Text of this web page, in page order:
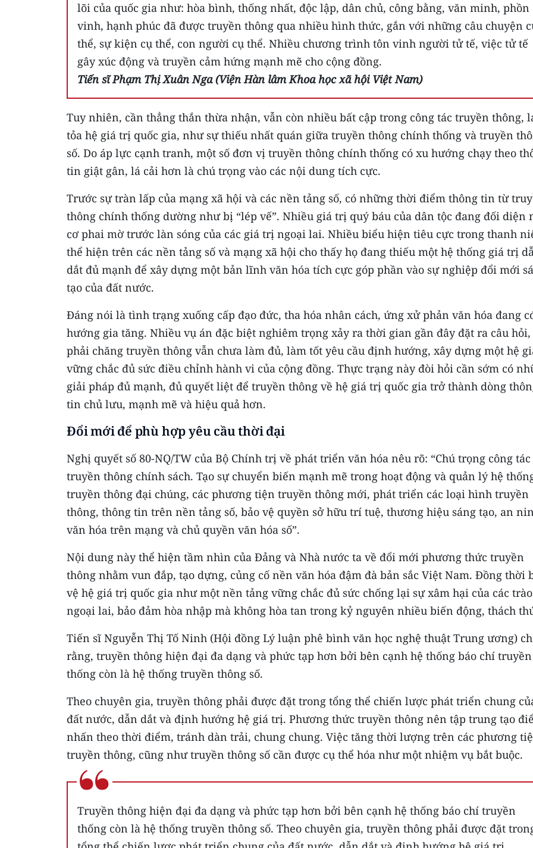
lõi của quốc gia như: hòa bình, thống nhất, độc lập, dân chủ, công bằng, văn minh, phồn
vinh, hạnh phúc đã được truyền thông qua nhiều hình thức, gắn với những câu chuyện
thể, sự kiện cụ thể, con người cụ thể. Nhiều chương trình tôn vinh người tử tế, việc tử tế
gây xúc động và truyền cảm hứng mạnh mẽ cho cộng đồng.
Tiến sĩ Phạm Thị Xuân Nga (Viện Hàn lâm Khoa học xã hội Việt Nam)
Tuy nhiên, cần thẳng thắn thừa nhận, vẫn còn nhiều bất cập trong công tác truyền thông,
tỏa hệ giá trị quốc gia, như sự thiếu nhất quán giữa truyền thông chính thống và truyền
số. Do áp lực cạnh tranh, một số đơn vị truyền thông chính thống có xu hướng chạy theo
tin giật gân, lá cải hơn là chú trọng vào các nội dung tích cực.
Trước sự tràn lấp của mạng xã hội và các nền tảng số, có những thời điểm thông tin từ
thông chính thống dường như bị “lép vế”. Nhiều giá trị quý báu của dân tộc đang đối diện
cơ phai mờ trước làn sóng của các giá trị ngoại lai. Nhiều biểu hiện tiêu cực trong thanh
thể hiện trên các nền tảng số và mạng xã hội cho thấy họ đang thiếu một hệ thống giá trị
dắt đủ mạnh để xây dựng một bản lĩnh văn hóa tích cực góp phần vào sự nghiệp đổi mới
tạo của đất nước.
Đáng nói là tình trạng xuống cấp đạo đức, tha hóa nhân cách, ứng xử phản văn hóa đang
hướng gia tăng. Nhiều vụ án đặc biệt nghiêm trọng xảy ra thời gian gần đây đặt ra câu hỏi,
phải chăng truyền thông vẫn chưa làm đủ, làm tốt yêu cầu định hướng, xây dựng một hệ
vững chắc đủ sức điều chỉnh hành vi của cộng đồng. Thực trạng này đòi hỏi cần sớm có
giải pháp đủ mạnh, đủ quyết liệt để truyền thông về hệ giá trị quốc gia trở thành dòng
tin chủ lưu, mạnh mẽ và hiệu quả hơn.
Đổi mới để phù hợp yêu cầu thời đại
Nghị quyết số 80-NQ/TW của Bộ Chính trị về phát triển văn hóa nêu rõ: “Chú trọng công tác
truyền thông chính sách. Tạo sự chuyển biến mạnh mẽ trong hoạt động và quản lý hệ
truyền thông đại chúng, các phương tiện truyền thông mới, phát triển các loại hình truyền
thông, thông tin trên nền tảng số, bảo vệ quyền sở hữu trí tuệ, thương hiệu sáng tạo, an
văn hóa trên mạng và chủ quyền văn hóa số”.
Nội dung này thể hiện tầm nhìn của Đảng và Nhà nước ta về đổi mới phương thức truyền
thông nhằm vun đắp, tạo dựng, củng cố nền văn hóa đậm đà bản sắc Việt Nam. Đồng thời
vệ hệ giá trị quốc gia như một nền tảng vững chắc đủ sức chống lại sự xâm hại của các
ngoại lai, bảo đảm hòa nhập mà không hòa tan trong kỷ nguyên nhiều biến động, thách
Tiến sĩ Nguyễn Thị Tố Ninh (Hội đồng Lý luận phê bình văn học nghệ thuật Trung ương)
rằng, truyền thông hiện đại đa dạng và phức tạp hơn bởi bên cạnh hệ thống báo chí truyền
thống còn là hệ thống truyền thông số.
Theo chuyên gia, truyền thông phải được đặt trong tổng thể chiến lược phát triển chung
đất nước, dẫn dắt và định hướng hệ giá trị. Phương thức truyền thông nên tập trung tạo
nhấn theo thời điểm, tránh dàn trải, chung chung. Việc tăng thời lượng trên các phương
truyền thông, cũng như truyền thông số cần được cụ thể hóa như một nhiệm vụ bắt buộc.
Truyền thông hiện đại đa dạng và phức tạp hơn bởi bên cạnh hệ thống báo chí truyền
thống còn là hệ thống truyền thông số. Theo chuyên gia, truyền thông phải được đặt